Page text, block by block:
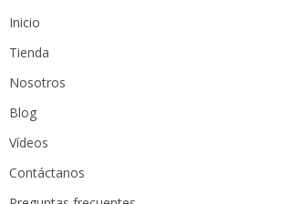
Inicio
Tienda
Nosotros
Blog
Vídeos
Contáctanos